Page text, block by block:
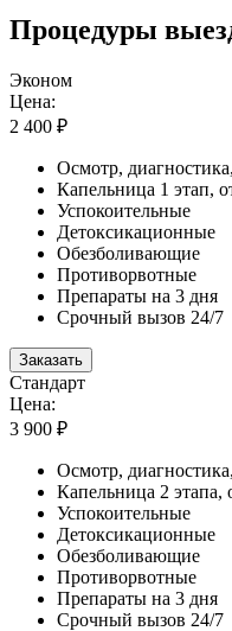
Процедуры
Эконом
Цена:
2 400 ₽
Осмотр,
Капельница 1 этап,
Успокоительные
Детоксикационные
Обезболивающие
Противорвотные
Препараты на 3 дня
Срочный вызов 24/7
Заказать
Стандарт
Цена:
3 900 ₽
Осмотр,
Капельница 2 этапа,
Успокоительные
Детоксикационные
Обезболивающие
Противорвотные
Препараты на 3 дня
Срочный вызов 24/7